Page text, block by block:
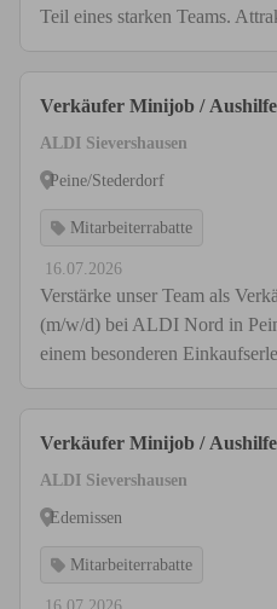
Teil eines starken Teams.
Verkäufer Minijob /
ALDI Sievershausen
Peine/Stederdorf
Mitarbeiterrabatte
16.07.2026
Verstärke unser Team als
(m/w/d) bei ALDI Nord in
einem besonderen
Verkäufer Minijob /
ALDI Sievershausen
Edemissen
Mitarbeiterrabatte